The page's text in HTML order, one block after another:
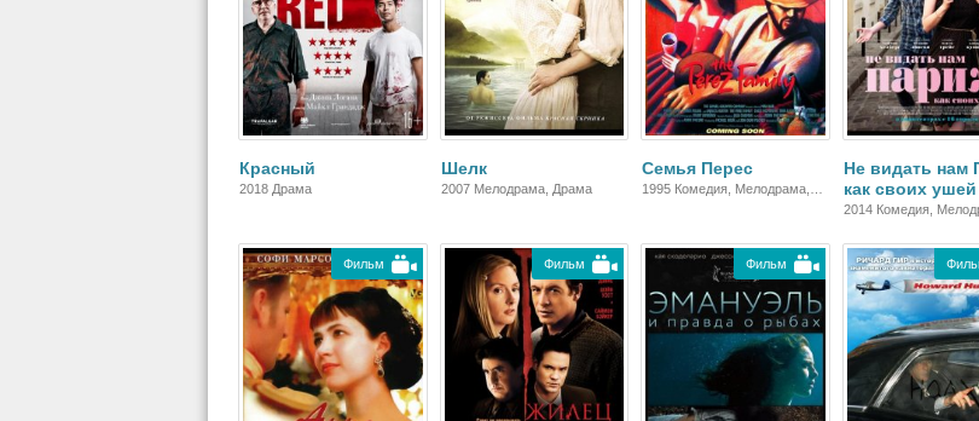
Красный
2018 Драма
Шелк
2007 Мелодрама, Драма
Семья Перес
1995 Комедия, Мелодрама,
Не видать нам
как своих ушей
2014 Комедия,
Фильм Фильм Фильм